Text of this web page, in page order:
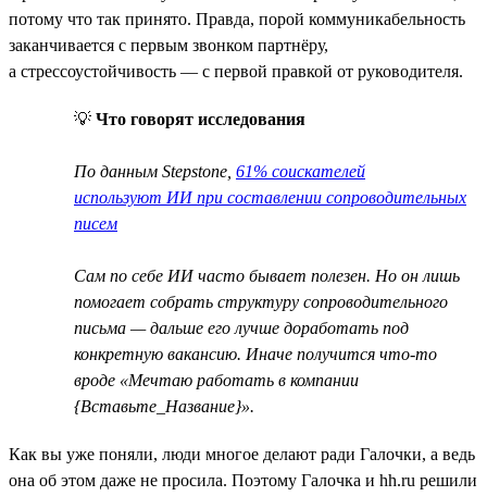
потому что так принято. Правда, порой коммуникабельность
заканчивается с первым звонком партнёру,
а стрессоустойчивость — с первой правкой от руководителя.
💡 Что говорят исследования
По данным Stepstone, 61% соискателей
используют ИИ при составлении сопроводительных
писем
Сам по себе ИИ часто бывает полезен. Но он лишь
помогает собрать структуру сопроводительного
письма — дальше его лучше доработать под
конкретную вакансию. Иначе получится что-то
вроде «Мечтаю работать в компании
{Вставьте_Название}».
Как вы уже поняли, люди многое делают ради Галочки, а ведь
она об этом даже не просила. Поэтому Галочка и hh.ru решили